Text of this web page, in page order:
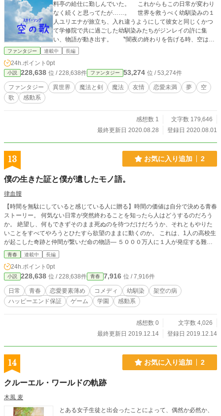
料亭の給仕に勤しんでいた。 これからもこの日常が変わり
なく続くと思ってたが……。 世界を救うべく幼馴染みの１
人ユリエナが旅立ち、入れ違うようにして彼女と同じくかつ
て学修院で共に過ごした幼馴染みたちがジンレイの許に集
い、物語が動き出す。 〝闇夜の終わりを告げる時、空は希
望を歌う〟 グリームランドに古くから伝わる口承の真の意
るために力を得た幼馴染みたちに背中を押されて再び走り出
す――空と歌と、絆の物語。 ☆。.:＊・゜☆。.:＊・゜☆。.:
＊・゜☆。.:＊・゜☆。.:＊・゜ 自分の投稿歴の詳細すぐ忘れ
るので、そっと置いておきます。笑 第19回電撃小説大賞
界へ！小説大賞 一次選考通過 ☆。.:＊・゜☆。.:＊・゜
☆。.:＊・゜☆。.:＊・゜☆。.:＊・゜ ※本作はエブリスタ、
ファンタジー 連載中 長編
24h.ポイント 0pt
小説 228,638 位 / 228,638件 ファンタジー 53,274 位 / 53,274件
ファンタジー 異世界 魔法と剣 魔法 友情 恋愛未満 夢
空
歌
感動系
感想数 1
文字数 179,646
最終更新日 2020.08.28
登録日 2020.08.01
13 お気に入り追加 2
僕の生きた証と僕が遺したモノ語。
律血髏
【時間を無駄にしていると感じている人に贈る】時間の価値は自分で決める青春
ストーリー。 何気ない日常が突然終わることを知ったら人はどうするのだろう
か。 絶望し、何もできずそのまま死ぬのを待つだけだろうか、それともやりた
いことをすべてやろうとひたすら欲望のままに動くのか。 これは、1人の高校生
が起こした奇跡と仲間が繋いだ命の物語― ５０００万人に１人が発症する難
病、後天性心筋機能低下症と診断された高校生が、一度諦めた夢を大切な仲間
と、小さい頃に母を亡くし男手１つで育ててくれた父と一緒に、「生きた証」を
遺す物語。 ※この作品は、ノベル調ではなくゲーム調で書かれています。 登場
人物名：「セリフ」となっているのがほとんどなので予めご了承ください。 ノ
ベルゲーム化予定です。
青春 連載中 長編
24h.ポイント 0pt
小説 228,638 位 / 228,638件 青春 7,916 位 / 7,916件
日常 青春 恋愛要素薄め コメディ 幼馴染
架空の病
ハッピーエンド保証
ゲーム 学園 感動系
感想数 0
文字数 4,026
最終更新日 2019.12.14
登録日 2019.12.14
14 お気に入り追加 2
クルーエル・ワールドの軌跡
木風 麦
とある女子生徒と出会ったことによって、偶然か必然か、